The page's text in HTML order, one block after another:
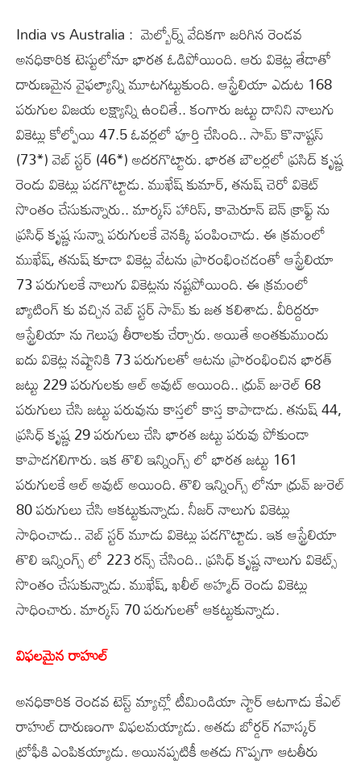
India vs Australia : మెల్బోర్న్ వేదికగా జరిగిన రెండవ
అనధికారిక టెస్టులోనూ భారత ఓడిపోయింది. ఆరు వికెట్ల తేడాతో
దారుణమైన వైఫల్యాన్ని మూటగట్టుకుంది. ఆస్ట్రేలియా ఎదుట 168
పరుగుల విజయ లక్ష్యాన్ని ఉంచితే.. కంగారు జట్టు దానిని నాలుగు
వికెట్లు కోల్పోయి 47.5 ఓవర్లలో పూర్తి చేసింది.. సామ్ కొనాష్టస్
(73*) వెబ్ స్టర్ (46*) అదరగొట్టారు. భారత బౌలర్లలో ప్రసిద్ కృష్ణ
రెండు వికెట్లు పడగొట్టాడు. ముఖేష్ కుమార్, తనుష్ చెరో వికెట్
సొంతం చేసుకున్నారు.. మార్కస్ హారిస్, కామెరూన్ బెన్ క్రాఫ్ట్ ను
ప్రసిధ్ కృష్ణ సున్నా పరుగులకే వెనక్కి పంపించాడు. ఈ క్రమంలో
ముఖేష్, తనుష్ కూడా వికెట్ల వేటను ప్రారంభించడంతో ఆస్ట్రేలియా
73 పరుగులకే నాలుగు వికెట్లను నష్టపోయింది. ఈ క్రమంలో
బ్యాటింగ్ కు వచ్చిన వెబ్ స్టర్ సామ్ కు జత కలిశాడు. వీరిద్దరూ
ఆస్ట్రేలియా ను గెలుపు తీరాలకు చేర్చారు. అయితే అంతకుముందు
ఐదు వికెట్ల నష్టానికి 73 పరుగులతో ఆటను ప్రారంభించిన భారత్
జట్టు 229 పరుగులకు ఆల్ అవుట్ అయింది.. ధ్రువ్ జురెల్ 68
పరుగులు చేసి జట్టు పరువును కాస్తలో కాస్త కాపాడాడు. తనుష్ 44,
ప్రసిధ్ కృష్ణ 29 పరుగులు చేసి భారత జట్టు పరువు పోకుండా
కాపాడగలిగారు. ఇక తొలి ఇన్నింగ్స్ లో భారత జట్టు 161
పరుగులకే ఆల్ అవుట్ అయింది. తొలి ఇన్నింగ్స్ లోనూ ధ్రువ్ జురెల్
80 పరుగులు చేసి ఆకట్టుకున్నాడు. నీజర్ నాలుగు వికెట్లు
సాధించాడు.. వెబ్ స్టర్ మూడు వికెట్లు పడగొట్టాడు. ఇక ఆస్ట్రేలియా
తొలి ఇన్నింగ్స్ లో 223 రన్స్ చేసింది.. ప్రసిధ్ కృష్ణ నాలుగు వికెట్స్
సొంతం చేసుకున్నాడు. ముఖేష్, ఖలీల్ అహ్మద్ రెండు వికెట్లు
సాధించారు. మార్కస్ 70 పరుగులతో ఆకట్టుకున్నాడు.
విఫలమైన రాహుల్
అనధికారిక రెండవ టెస్ట్ మ్యాచ్లో టీమిండియా స్టార్ ఆటగాడు కేఎల్
రాహుల్ దారుణంగా విఫలమయ్యాడు. అతడు బోర్డర్ గవాస్కర్
ట్రోఫీకి ఎంపికయ్యాడు. అయినప్పటికీ అతడు గొప్పగా ఆటతీరు